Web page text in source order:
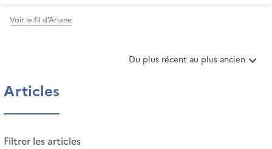
Voir le fil d'Ariane
T
Du plus récent au plus ancien
Articles
Filtrer les articles